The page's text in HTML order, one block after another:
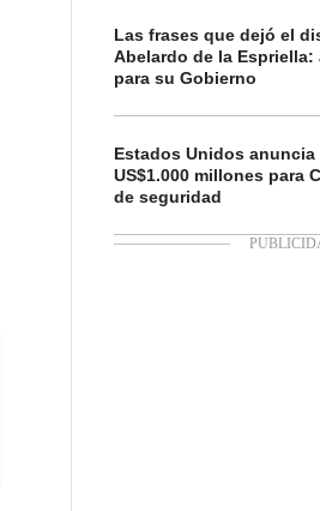
Las frases que dejó el
Abelardo de la
para su Gobierno
Estados Unidos
US$1.000 millones para
de seguridad